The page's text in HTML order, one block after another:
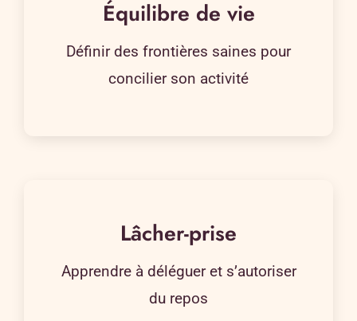
Équilibre de vie
Définir des frontières saines pour
concilier son activité
Lâcher-prise
Apprendre à déléguer et s’autoriser
du repos